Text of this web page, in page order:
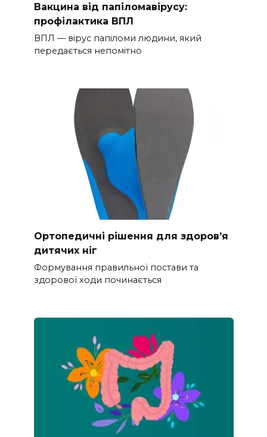
Вакцина від папіломавірусу:
профілактика ВПЛ
ВПЛ — вірус папіломи людини, який
передається непомітно
Ортопедичні рішення для здоров’я
дитячих ніг
Формування правильної постави та
здорової ходи починається